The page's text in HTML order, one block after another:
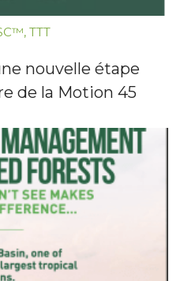
, TTT
nouvelle étape
de la Motion 45